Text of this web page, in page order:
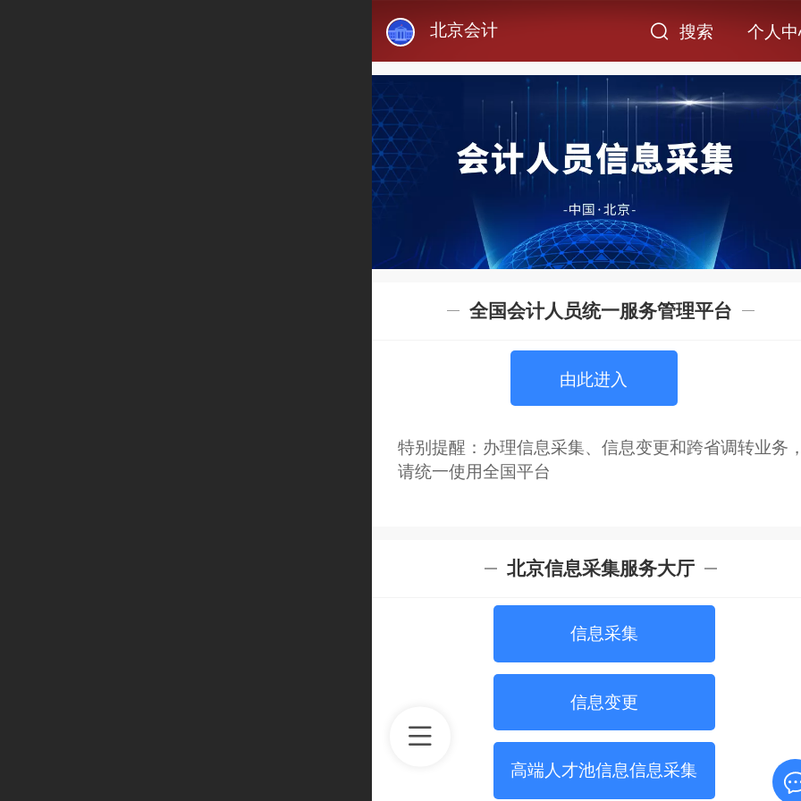
北京会计 搜索 个人
全国会计人员统一服务管理平台
由此进入
特别提醒：办理信息采集、信息变更和跨省调转业务
请统一使用全国平台
北京信息采集服务大厅
信息采集
信息变更
高端人才池信息信息采集